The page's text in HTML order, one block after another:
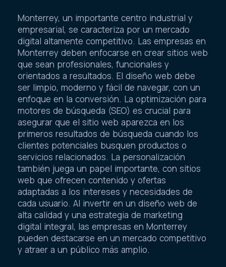
Monterrey, un importante centro industrial y
empresarial, se caracteriza por un mercado
digital altamente competitivo. Las empresas en
Monterrey deben enfocarse en crear sitios web
que sean profesionales, funcionales y
orientados a resultados. El diseño web debe
ser limpio, moderno y fácil de navegar, con un
enfoque en la conversión. La optimización para
motores de búsqueda (SEO) es crucial para
asegurar que el sitio web aparezca en los
primeros resultados de búsqueda cuando los
clientes potenciales busquen productos o
servicios relacionados. La personalización
también juega un papel importante, con sitios
web que ofrecen contenido y ofertas
adaptadas a los intereses y necesidades de
cada usuario. Al invertir en un diseño web de
alta calidad y una estrategia de marketing
digital integral, las empresas en Monterrey
pueden destacarse en un mercado competitivo
y atraer a un público más amplio.